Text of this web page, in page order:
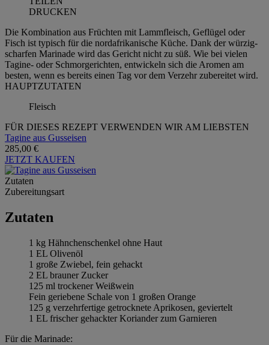
DRUCKEN
Die Kombination aus Früchten mit Lammfleisch, Geflügel oder
Fisch ist typisch für die nordafrikanische Küche. Dank der würzig-
scharfen Marinade wird das Gericht nicht zu süß. Wie bei vielen
Tagine- oder Schmorgerichten, entwickeln sich die Aromen am
besten, wenn es bereits einen Tag vor dem Verzehr zubereitet wird.
HAUPTZUTATEN
Fleisch
FÜR DIESES REZEPT VERWENDEN WIR AM LIEBSTEN
Tagine aus Gusseisen
285,00 €
JETZT KAUFEN
Zutaten
Zubereitungsart
Zutaten
1 kg Hähnchenschenkel ohne Haut
1 EL Olivenöl
1 große Zwiebel, fein gehackt
2 EL brauner Zucker
125 ml trockener Weißwein
Fein geriebene Schale von 1 großen Orange
125 g verzehrfertige getrocknete Aprikosen, geviertelt
1 EL frischer gehackter Koriander zum Garnieren
Für die Marinade: